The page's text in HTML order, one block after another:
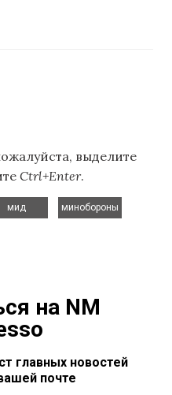
выделите
Ctrl+Enter.
мид
минобороны
на NM
главных новостей
почте